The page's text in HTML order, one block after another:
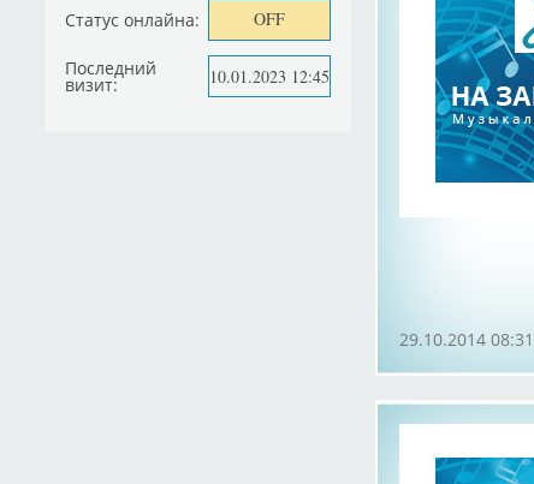
Статус онлайна: OFF
Последний
визит: 10.01.2023 12:45
29.10.2014 08:31